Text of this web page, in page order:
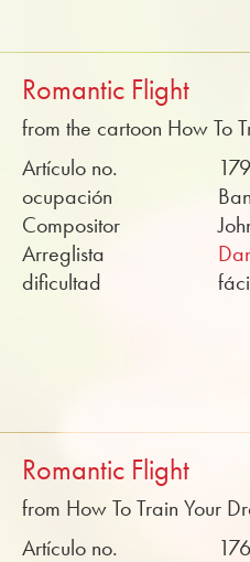
Romantic Flight
from the cartoon How To
Artículo no.
ocupación
Compositor
Arreglista
dificultad
Romantic Flight
from How To Train Your
Artículo no.